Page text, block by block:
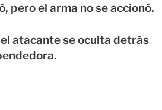
pero el arma no se accionó.
atacante se oculta detrás